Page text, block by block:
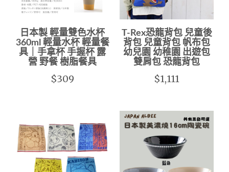
日本製 輕量雙色水杯
360ml 輕量水杯 輕量餐
具｜手拿杯 手握杯 露
營 野餐 樹脂餐具
$309
T-Rex恐龍背包 兒童後
背包 兒童背包 帆布包
幼兒園 幼稚園 出遊包
雙肩包 恐龍背包
$1,111